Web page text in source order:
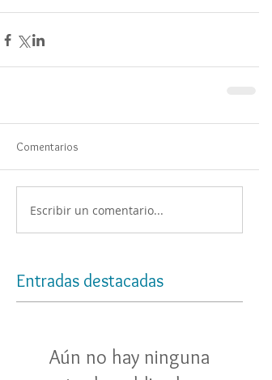
Comentarios
Escribir un comentario...
Entradas destacadas
Aún no hay ninguna